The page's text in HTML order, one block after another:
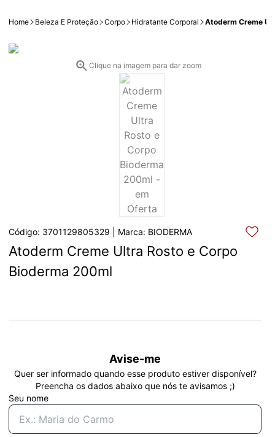
Home Beleza E Proteção Corpo Hidratante Corporal Atoderm Creme
Clique na imagem para dar zoom
Código: 3701129805329 | Marca: BIODERMA
Atoderm Creme Ultra Rosto e Corpo
Bioderma 200ml
Avise-me
Quer ser informado quando esse produto estiver disponível?
Preencha os dados abaixo que nós te avisamos ;)
Seu nome